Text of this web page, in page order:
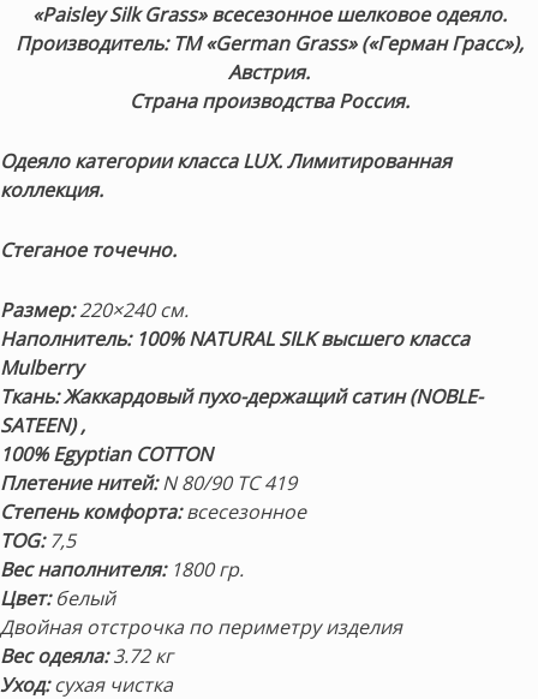
«Paisley Silk Grass» всесезонное шелковое одеяло.
Производитель: ТМ «German Grass» («Герман Грасс»),
Австрия.
Страна производства Россия.
Одеяло категории класса LUX. Лимитированная
коллекция.
Стеганое точечно.
Размер:220×240 см.
Наполнитель: 100% NATURAL SILKвысшего класса
Mulberry
Ткань: Жаккардовый пухо-держащий сатин (NOBLE-
SATEEN) ,
100% Egyptian COTTON
Плетение нитей:N 80/90 TC 419
Степень комфорта:всесезонное
TOG:7,5
Вес наполнителя:1800 гр.
Цвет:белый
Двойная отстрочка по периметру изделия
Вес одеяла:3.72 кг
Уход:сухая чистка